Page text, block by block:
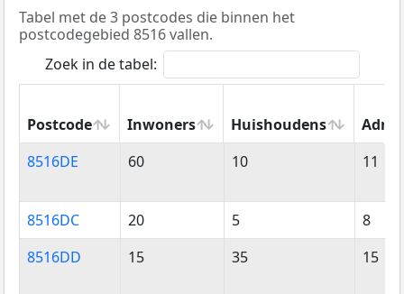
Tabel met de 3 postcodes die binnen het
postcodegebied 8516 vallen.
Zoek in de tabel:
Postcode Inwoners Huishoudens
Postcode
Inwoners Huishoudens
8516DE 60 10 11
8516DC 20 5
8
8516DD
15 35 15